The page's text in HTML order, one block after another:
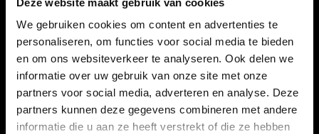
We gebruiken cookies om content en advertenties te
personaliseren, om functies voor social media te bieden
en om ons websiteverkeer te analyseren. Ook delen we
informatie over uw gebruik van onze site met onze
partners voor social media, adverteren en analyse. Deze
partners kunnen deze gegevens combineren met andere
informatie die u aan ze heeft verstrekt of die ze hebben
Navigeer naar
CLUB
TEAMS
FOUNDATION